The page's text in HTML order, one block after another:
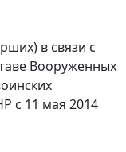
в связи с
Вооруженных
с 11 мая 2014